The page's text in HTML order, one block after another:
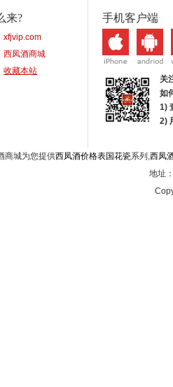
来?
xfjvip.com
西凤酒商城
收藏本站
手机客户端
关
如
1)
2)
商城为您提供西凤酒价格表国花瓷系列,西凤
地址